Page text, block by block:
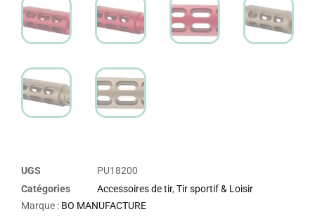
UGS
PU18200
Catégories
Accessoires de tir, Tir sportif & Loisir
Marque : BO MANUFACTURE